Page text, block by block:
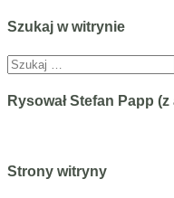
Szukaj w witrynie
Szukaj:
Rysował Stefan Papp
Strony witryny